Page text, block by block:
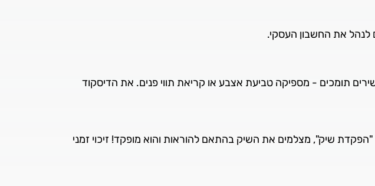
לנהל את החשבון העסקי.
תומכים - מספיקה טביעת אצבע או קריאת תווי פנים. את הדיסקוד
שיק", מצלמים את השיק בהתאם להוראות והוא מופקד! זיכוי זמני